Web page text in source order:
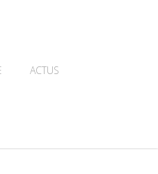
ACTUS